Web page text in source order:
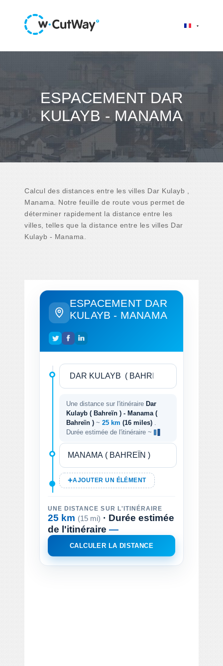
ESPACEMENT DAR
KULAYB - MANAMA
Calcul des distances entre les villes Dar Kulayb ,
Manama. Notre feuille de route vous permet de
déterminer rapidement la distance entre les
villes, telles que la distance entre les villes Dar
Kulayb - Manama.
ESPACEMENT DAR
KULAYB - MANAMA
Une distance sur l'itinéraire Dar
Kulayb ( Bahreïn ) - Manama (
Bahreïn ) ~ 25 km (16 miles)
Durée estimée de l'itinéraire ~
AJOUTER UN ÉLÉMENT
UNE DISTANCE SUR L'ITINÉRAIRE
25 km (15 mi) · Durée estimée
de l'itinéraire —
CALCULER LA DISTANCE